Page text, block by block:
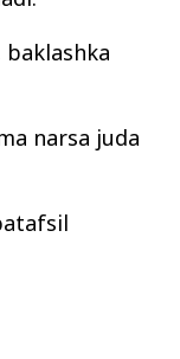
baklashka
narsa juda